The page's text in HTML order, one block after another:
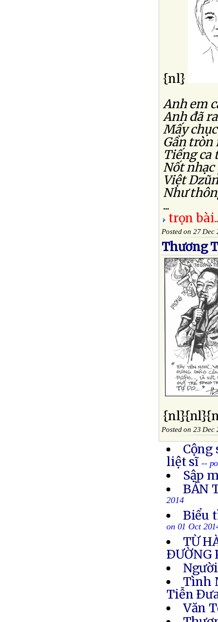
{nl}
Anh em
Anh đã
Mấy
Gần
Tiếng ca
Nốt nhạc
Việt
Như
...
trọn
Posted on 27 Dec
Thương
Posted on 23 Dec
Cộng
liệt sĩ --
Sập
BẢN
2014
Biểu
on 01 Oct
TỪ
ÐƯỜNG
Tình
Tiễn
Văn